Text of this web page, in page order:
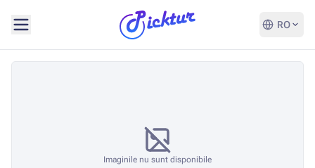
RO
Imaginile nu sunt disponibile